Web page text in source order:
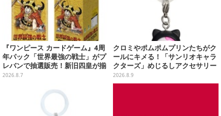
『ワンピース カードゲーム』4周
年パック「世界最強の戦士」がプ
レバンで抽選販売！新旧四皇が揃
い踏み、刃牙作者が描く「カイド
2026.8.7
クロミやポムポムプリンたちがク
ールにキメる！「サンリオキャラ
クターズ」めじるしアクセサリー
がガシャポン展開
2026.8.9